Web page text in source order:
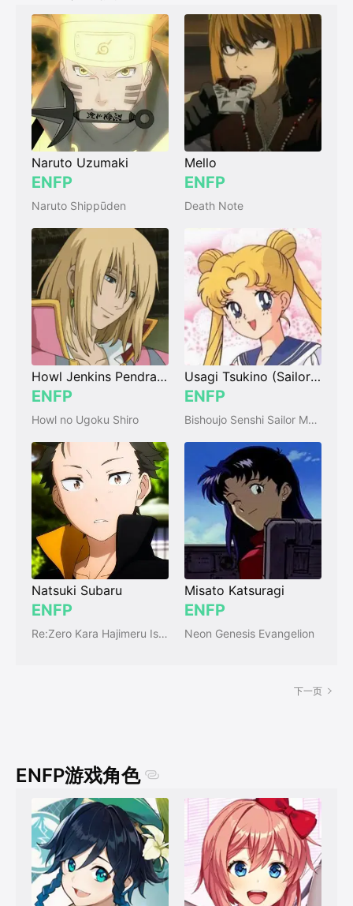
Naruto Uzumaki
ENFP
Naruto Shippūden
Mello
ENFP
Death Note
Howl Jenkins Pendragon
ENFP
Howl no Ugoku Shiro
Usagi Tsukino (Sailor Moon)
ENFP
Bishoujo Senshi Sailor Moon
Natsuki Subaru
ENFP
Re:Zero Kara Hajimeru Isekai Seikatsu
Misato Katsuragi
ENFP
Neon Genesis Evangelion
下一页
ENFP游戏角色